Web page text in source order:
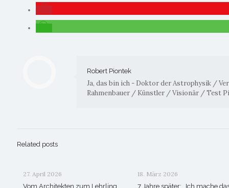
Robert Piontek
Ja, das bin ich - Doktor der Astrophysik /
Rahmenbauer / Künstler / Visionär / Test
Related posts
27. April 2026
Vom Architekten zum Lehrling
18. März 2026
7 Jahre später: „Ich mache